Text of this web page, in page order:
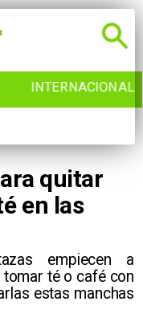
INTERNACIONAL
quitar
en las
empiecen a
té o café con
estas manchas